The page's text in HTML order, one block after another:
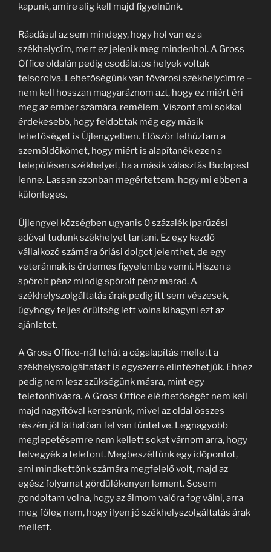
kapunk, amire alig kell majd figyelnünk.
Ráadásul az sem mindegy, hogy hol van ez a
székhelycím, mert ez jelenik meg mindenhol. A Gross
Office oldalán pedig csodálatos helyek voltak
felsorolva. Lehetőségünk van fővárosi székhelycímre –
nem kell hosszan magyaráznom azt, hogy ez miért éri
meg az ember számára, remélem. Viszont ami sokkal
érdekesebb, hogy feldobtak még egy másik
lehetőséget is Újlengyelben. Először felhúztam a
szemöldökömet, hogy miért is alapítanék ezen a
településen székhelyet, ha a másik választás Budapest
lenne. Lassan azonban megértettem, hogy mi ebben a
különleges.
Újlengyel községben ugyanis 0 százalék iparűzési
adóval tudunk székhelyet tartani. Ez egy kezdő
vállalkozó számára óriási dolgot jelenthet, de egy
veteránnak is érdemes figyelembe venni. Hiszen a
spórolt pénz mindig spórolt pénz marad. A
székhelyszolgáltatás árak pedig itt sem vészesek,
úgyhogy teljes őrültség lett volna kihagyni ezt az
ajánlatot.
A Gross Office-nál tehát a cégalapítás mellett a
székhelyszolgáltatást is egyszerre elintézhetjük. Ehhez
pedig nem lesz szükségünk másra, mint egy
telefonhívásra. A Gross Office elérhetőségét nem kell
majd nagyítóval keresnünk, mivel az oldal összes
részén jól láthatóan fel van tüntetve. Legnagyobb
meglepetésemre nem kellett sokat várnom arra, hogy
felvegyék a telefont. Megbeszéltünk egy időpontot,
ami mindkettőnk számára megfelelő volt, majd az
egész folyamat gördülékenyen lement. Sosem
gondoltam volna, hogy az álmom valóra fog válni, arra
meg főleg nem, hogy ilyen jó székhelyszolgáltatás árak
mellett.